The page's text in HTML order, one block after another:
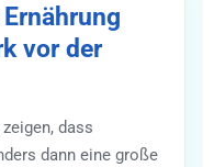
vor der
dass
dann eine große